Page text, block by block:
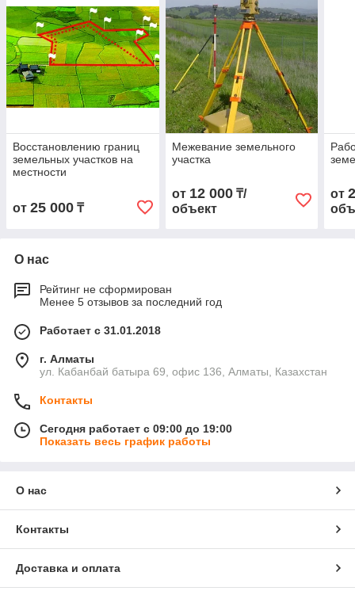
Восстановлению границ
земельных участков на
местности
от 25 000 ₸
Межевание земельного
участка
от 12 000₸/
объект
от
О нас
Рейтинг не сформирован
Менее 5 отзывов за последний год
Работает с 31.01.2018
г. Алматы
ул. Кабанбай батыра 69, офис 136, Алматы, Казахстан
Контакты
Сегодня работает с 09:00 до 19:00
Показать весь график работы
О нас
Контакты
Доставка и оплата